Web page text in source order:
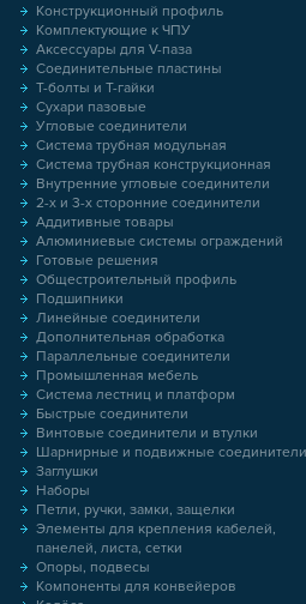
Конструкционный профиль
Комплектующие к ЧПУ
Аксессуары для V-паза
Соединительные пластины
Т-болты и Т-гайки
Сухари пазовые
Угловые соединители
Система трубная модульная
Система трубная конструкционная
Внутренние угловые соединители
2-х и 3-х сторонние соединители
Аддитивные товары
Алюминиевые системы ограждений
Готовые решения
Общестроительный профиль
Подшипники
Линейные соединители
Дополнительная обработка
Параллельные соединители
Промышленная мебель
Система лестниц и платформ
Быстрые соединители
Винтовые соединители и втулки
Шарнирные и подвижные соединители
Заглушки
Наборы
Петли, ручки, замки, защелки
Элементы для крепления кабелей,
панелей, листа, сетки
Опоры, подвесы
Компоненты для конвейеров